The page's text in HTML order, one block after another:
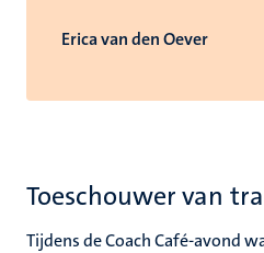
Erica van den Oever
Toeschouwer van
Tijdens de Coach Café-avond